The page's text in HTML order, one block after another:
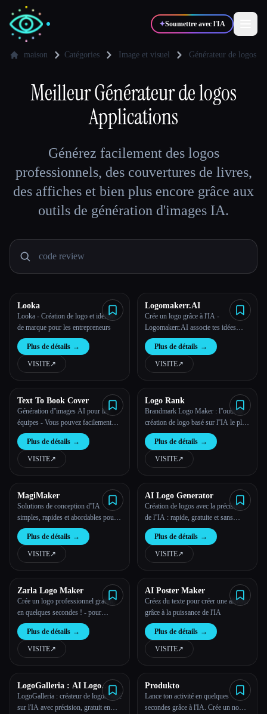
✦Soumettre avec l'IA
✍️ Auteurs 🎨 Designers
📈
🎓Étudiants 🎬Créateurs
Comparer les outils
À propos
Esc
maison Catégories Image et visuel Générateur de logos
MeilleurGénérateur de logos
Applications
Générez facilement des logos
professionnels, des couvertures de livres,
des affiches et bien plus encore grâce aux
outils de génération d'images IA.
Looka
Looka - Création de logo et identité
de marque pour les entrepreneurs
Plus de détails →
VISITE↗︎
Logomakerr.AI
Crée un logo grâce à l'IA -
Logomakerr.AI associe tes idées
commerciales à des logos générés
par l'IA en quelques clics !
Plus de détails →
VISITE↗︎
Text To Book Cover
Génération d''images AI pour les
équipes - Vous pouvez facilement
générer un logo AI, des couvertures
de livres AI, des affiches AI et plus
encore - Stockimg AI
Plus de détails →
VISITE↗︎
Logo Rank
Brandmark Logo Maker : l''outil de
création de logo basé sur l''IA le plus
avancé
Plus de détails →
VISITE↗︎
MagiMaker
Solutions de conception d''IA
simples, rapides et abordables pour
les créatifs indépendants, notamment
couverture de livre, couverture de
podcast, logo et bien plus encore.
Plus de détails →
VISITE↗︎
AI Logo Generator
Création de logos avec la précision
de l''IA : rapide, gratuite et sans
faille.
Plus de détails →
VISITE↗︎
Zarla Logo Maker
Crée un logo professionnel gratuit,
en quelques secondes ! - pour
n''importe quelle entreprise ou
marque grâce au créateur de logo
simple et intuitif de Zarla.
Plus de détails →
VISITE↗︎
AI Poster Maker
Créez du texte pour créer une affiche
grâce à la puissance de l'IA
Plus de détails →
VISITE↗︎
LogoGalleria : AI Logo
Maker with Precision Free
Online
LogoGalleria : créateur de logos basé
sur l'IA avec précision, gratuit en
Produkto
Lance ton activité en quelques
secondes grâce à l'IA. Crée un nom